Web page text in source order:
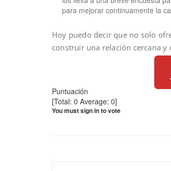
para mejorar continuamente la
Hoy puedo decir que no solo
construir una relación cercana y
Puntuación
[Total: 0 Average: 0]
You must sign in to vote